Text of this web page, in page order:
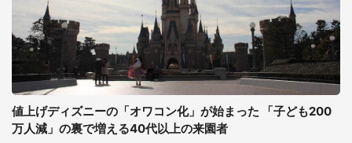
値上げディズニーの「オワコン化」が始まった 「子ども200
万人減」の裏で増える40代以上の来園者